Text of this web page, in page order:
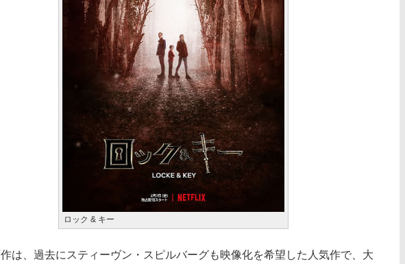
ロック & キー
は、過去にスティーヴン・スピルバーグも映像化を希望した人気作で、大